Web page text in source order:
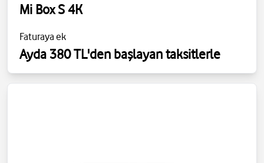
Mi Box S 4K
Faturaya ek
Ayda 380 TL'den başlayan taksitlerle